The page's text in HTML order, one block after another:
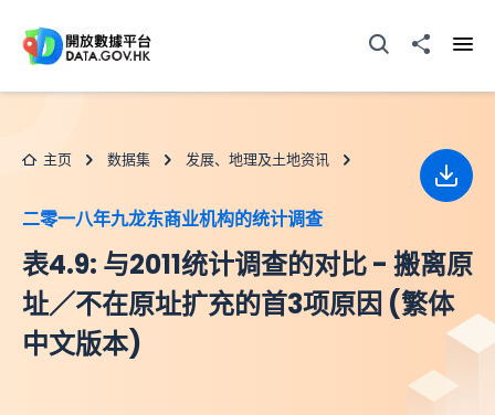
打开搜寻器分享至
主页 数据集 发展、地理及土地资讯
二零一八年九龙东商业机构的统计调查
表4.9: 与2011统计调查的对比 - 搬离原
址／不在原址扩充的首3项原因 (繁体
中文版本)
下载